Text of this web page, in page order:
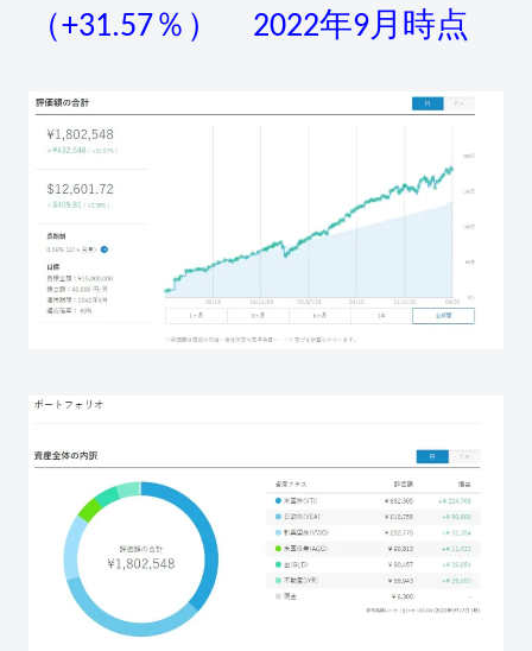
（+31.57％） 2022年9月時点